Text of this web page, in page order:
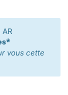
vous cette